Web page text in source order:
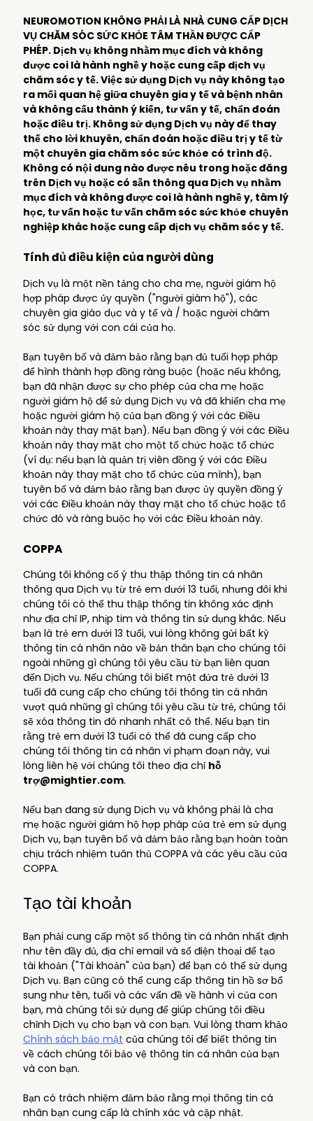
NEUROMOTION KHÔNG PHẢI LÀ NHÀ CUNG CẤP DỊCH
VỤ CHĂM SÓC SỨC KHỎE TÂM THẦN ĐƯỢC CẤP
PHÉP. Dịch vụ không nhằm mục đích và không
được coi là hành nghề y hoặc cung cấp dịch vụ
chăm sóc y tế. Việc sử dụng Dịch vụ này không tạo
ra mối quan hệ giữa chuyên gia y tế và bệnh nhân
và không cấu thành ý kiến, tư vấn y tế, chẩn đoán
hoặc điều trị. Không sử dụng Dịch vụ này để thay
thế cho lời khuyên, chẩn đoán hoặc điều trị y tế từ
một chuyên gia chăm sóc sức khỏe có trình độ.
Không có nội dung nào được nêu trong hoặc đăng
trên Dịch vụ hoặc có sẵn thông qua Dịch vụ nhằm
mục đích và không được coi là hành nghề y, tâm lý
học, tư vấn hoặc tư vấn chăm sóc sức khỏe chuyên
nghiệp khác hoặc cung cấp dịch vụ chăm sóc y tế.
Tính đủ điều kiện của người dùng
Dịch vụ là một nền tảng cho cha mẹ, người giám hộ
hợp pháp được ủy quyền ("người giám hộ"), các
chuyên gia giáo dục và y tế và / hoặc người chăm
sóc sử dụng với con cái của họ.
Bạn tuyên bố và đảm bảo rằng bạn đủ tuổi hợp pháp
để hình thành hợp đồng ràng buộc (hoặc nếu không,
bạn đã nhận được sự cho phép của cha mẹ hoặc
người giám hộ để sử dụng Dịch vụ và đã khiến cha mẹ
hoặc người giám hộ của bạn đồng ý với các Điều
khoản này thay mặt bạn). Nếu bạn đồng ý với các Điều
khoản này thay mặt cho một tổ chức hoặc tổ chức
(ví dụ: nếu bạn là quản trị viên đồng ý với các Điều
khoản này thay mặt cho tổ chức của mình), bạn
tuyên bố và đảm bảo rằng bạn được ủy quyền đồng ý
với các Điều khoản này thay mặt cho tổ chức hoặc tổ
chức đó và ràng buộc họ với các Điều khoản này.
COPPA
Chúng tôi không cố ý thu thập thông tin cá nhân
thông qua Dịch vụ từ trẻ em dưới 13 tuổi, nhưng đôi khi
chúng tôi có thể thu thập thông tin không xác định
như địa chỉ IP, nhịp tim và thông tin sử dụng khác. Nếu
bạn là trẻ em dưới 13 tuổi, vui lòng không gửi bất kỳ
thông tin cá nhân nào về bản thân bạn cho chúng tôi
ngoài những gì chúng tôi yêu cầu từ bạn liên quan
đến Dịch vụ. Nếu chúng tôi biết một đứa trẻ dưới 13
tuổi đã cung cấp cho chúng tôi thông tin cá nhân
vượt quá những gì chúng tôi yêu cầu từ trẻ, chúng tôi
sẽ xóa thông tin đó nhanh nhất có thể. Nếu bạn tin
rằng trẻ em dưới 13 tuổi có thể đã cung cấp cho
chúng tôi thông tin cá nhân vi phạm đoạn này, vui
lòng liên hệ với chúng tôi theo địa chỉ hỗ
trợ@mightier.com.
Nếu bạn đang sử dụng Dịch vụ và không phải là cha
mẹ hoặc người giám hộ hợp pháp của trẻ em sử dụng
Dịch vụ, bạn tuyên bố và đảm bảo rằng bạn hoàn toàn
chịu trách nhiệm tuân thủ COPPA và các yêu cầu của
COPPA.
Tạo tài khoản
Bạn phải cung cấp một số thông tin cá nhân nhất định
như tên đầy đủ, địa chỉ email và số điện thoại để tạo
tài khoản ("Tài khoản" của bạn) để bạn có thể sử dụng
Dịch vụ. Bạn cũng có thể cung cấp thông tin hồ sơ bổ
sung như tên, tuổi và các vấn đề về hành vi của con
bạn, mà chúng tôi sử dụng để giúp chúng tôi điều
chỉnh Dịch vụ cho bạn và con bạn. Vui lòng tham khảo
Chính sách bảo mật của chúng tôi để biết thông tin
về cách chúng tôi bảo vệ thông tin cá nhân của bạn
và con bạn.
Bạn có trách nhiệm đảm bảo rằng mọi thông tin cá
nhân bạn cung cấp là chính xác và cập nhật.